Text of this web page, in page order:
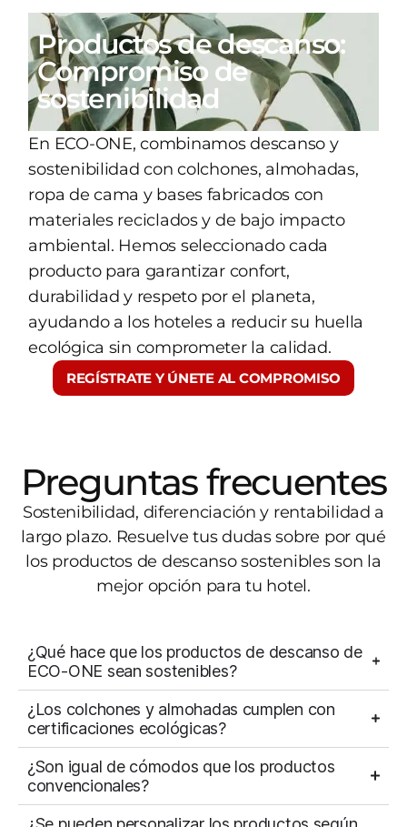
Productos de descanso:
Compromiso de
sostenibilidad
En ECO-ONE, combinamos descanso y
sostenibilidad con colchones, almohadas,
ropa de cama y bases fabricados con
materiales reciclados y de bajo impacto
ambiental. Hemos seleccionado cada
producto para garantizar confort,
durabilidad y respeto por el planeta,
ayudando a los hoteles a reducir su huella
ecológica sin comprometer la calidad.
REGÍSTRATE Y ÚNETE AL COMPROMISO
Preguntas frecuentes
Sostenibilidad, diferenciación y rentabilidad a
largo plazo. Resuelve tus dudas sobre por qué
los productos de descanso sostenibles son la
mejor opción para tu hotel.
¿Qué hace que los productos de descanso de
ECO-ONE sean sostenibles?
¿Los colchones y almohadas cumplen con
certificaciones ecológicas?
¿Son igual de cómodos que los productos
convencionales?